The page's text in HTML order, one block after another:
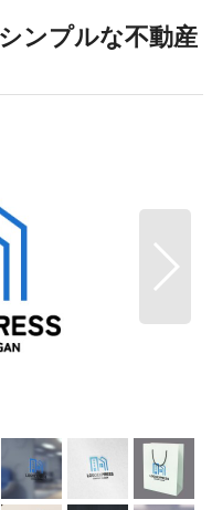
ンプルな不動産